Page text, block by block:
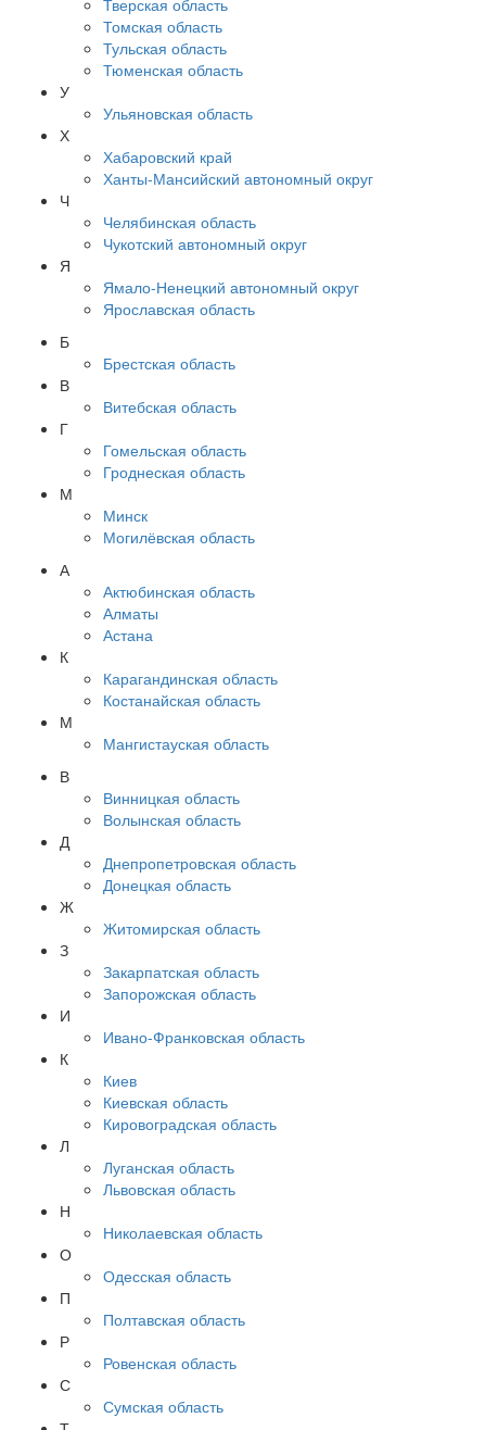
Тверская область
Томская область
Тульская область
Тюменская область
У
Ульяновская область
Х
Хабаровский край
Ханты-Мансийский автономный округ
Ч
Челябинская область
Чукотский автономный округ
Я
Ямало-Ненецкий автономный округ
Ярославская область
Б
Брестская область
В
Витебская область
Г
Гомельская область
Гроднеская область
М
Минск
Могилёвская область
А
Актюбинская область
Алматы
Астана
К
Карагандинская область
Костанайская область
М
Мангистауская область
В
Винницкая область
Волынская область
Д
Днепропетровская область
Донецкая область
Ж
Житомирская область
З
Закарпатская область
Запорожская область
И
Ивано-Франковская область
К
Киев
Киевская область
Кировоградская область
Л
Луганская область
Львовская область
Н
Николаевская область
О
Одесская область
П
Полтавская область
Р
Ровенская область
С
Сумская область